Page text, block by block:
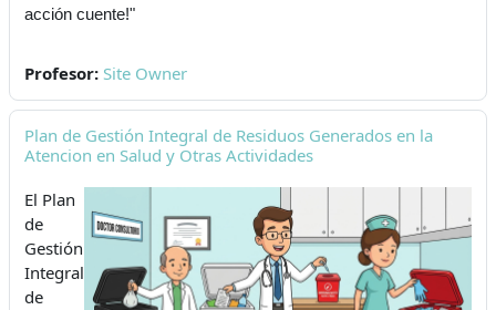
acción cuente!"
Profesor: Site Owner
Plan de Gestión Integral de Residuos Generados en la
Atencion en Salud y Otras Actividades
El Plan
de
Gestión
Integral
de